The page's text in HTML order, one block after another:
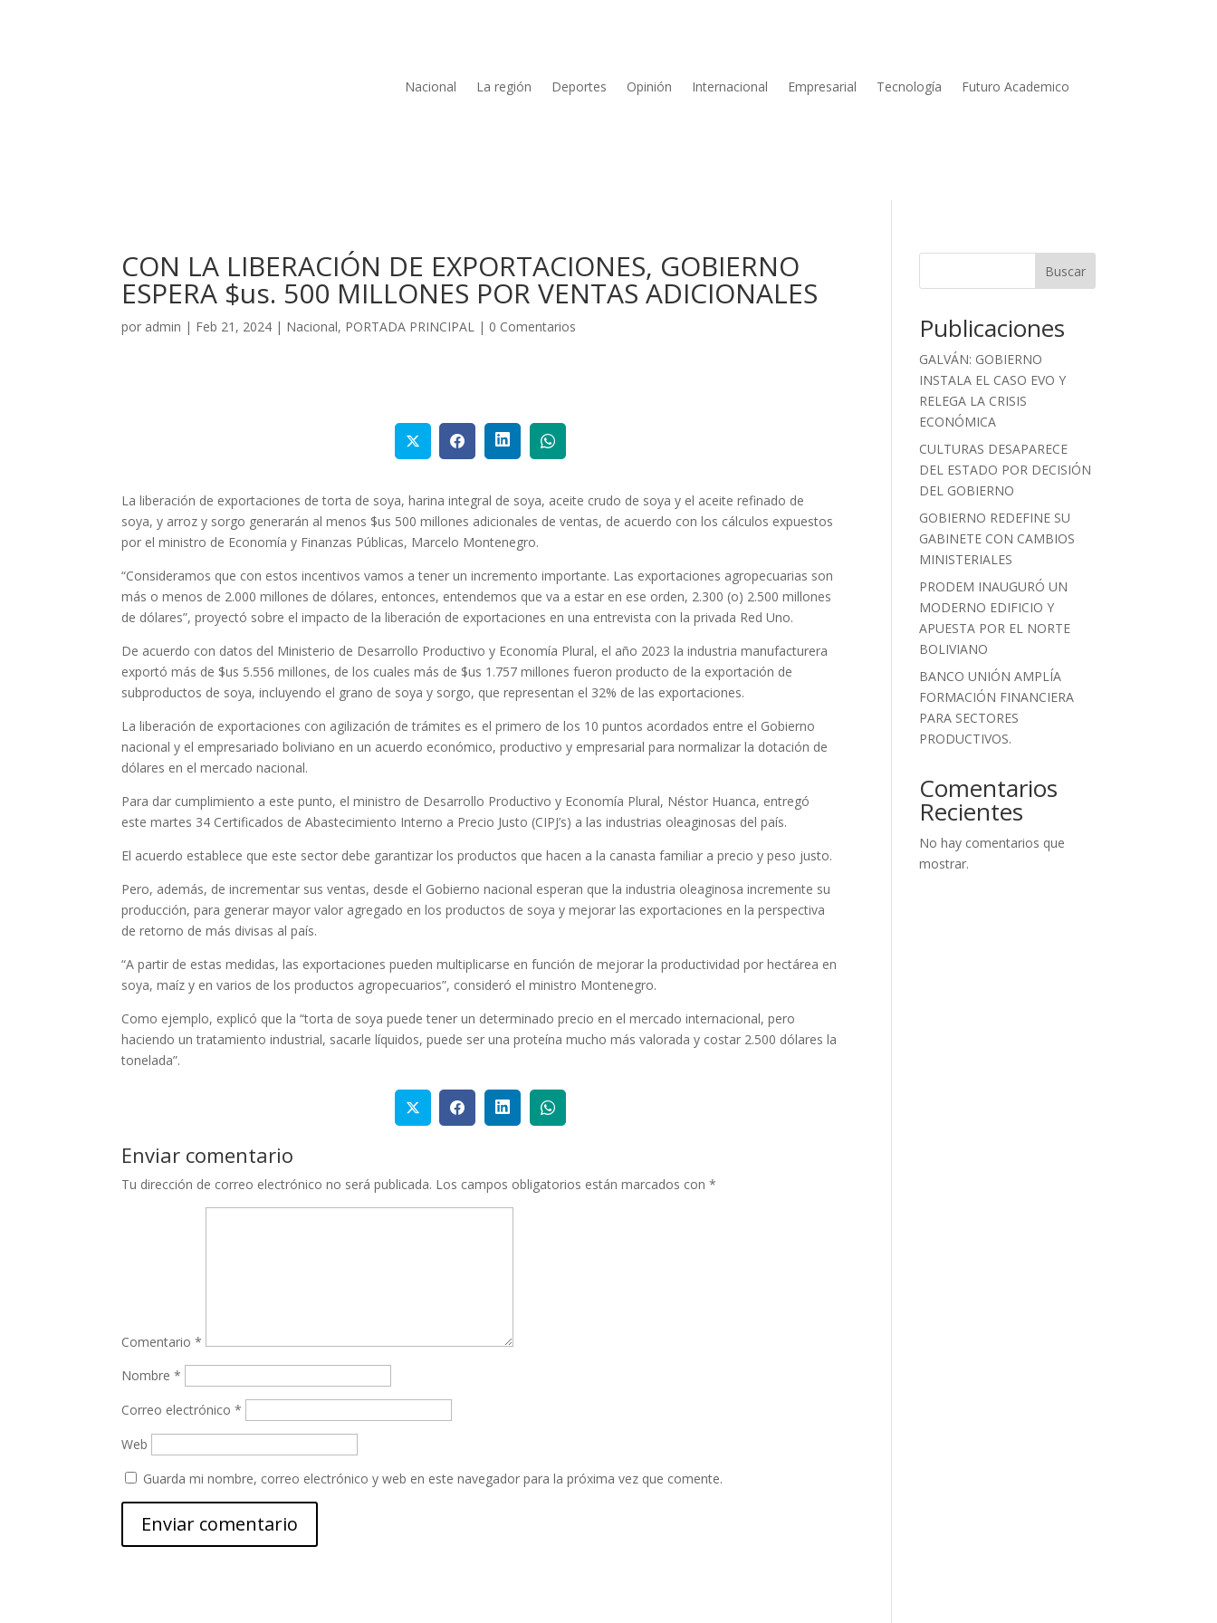
Nacional La región Deportes Opinión Internacional Empresarial Tecnología Futuro Academico
CON LA LIBERACIÓN DE EXPORTACIONES, GOBIERNO
ESPERA $us. 500 MILLONES POR VENTAS ADICIONALES
por admin | Feb 21, 2024 | Nacional, PORTADA PRINCIPAL | 0 Comentarios
La liberación de exportaciones de torta de soya, harina integral de soya, aceite crudo de soya y el aceite refinado de
soya, y arroz y sorgo generarán al menos $us 500 millones adicionales de ventas, de acuerdo con los cálculos expuestos
por el ministro de Economía y Finanzas Públicas, Marcelo Montenegro.
“Consideramos que con estos incentivos vamos a tener un incremento importante. Las exportaciones agropecuarias son
más o menos de 2.000 millones de dólares, entonces, entendemos que va a estar en ese orden, 2.300 (o) 2.500 millones
de dólares”, proyectó sobre el impacto de la liberación de exportaciones en una entrevista con la privada Red Uno.
De acuerdo con datos del Ministerio de Desarrollo Productivo y Economía Plural, el año 2023 la industria manufacturera
exportó más de $us 5.556 millones, de los cuales más de $us 1.757 millones fueron producto de la exportación de
subproductos de soya, incluyendo el grano de soya y sorgo, que representan el 32% de las exportaciones.
La liberación de exportaciones con agilización de trámites es el primero de los 10 puntos acordados entre el Gobierno
nacional y el empresariado boliviano en un acuerdo económico, productivo y empresarial para normalizar la dotación de
dólares en el mercado nacional.
Para dar cumplimiento a este punto, el ministro de Desarrollo Productivo y Economía Plural, Néstor Huanca, entregó
este martes 34 Certificados de Abastecimiento Interno a Precio Justo (CIPJ’s) a las industrias oleaginosas del país.
El acuerdo establece que este sector debe garantizar los productos que hacen a la canasta familiar a precio y peso justo.
Pero, además, de incrementar sus ventas, desde el Gobierno nacional esperan que la industria oleaginosa incremente su
producción, para generar mayor valor agregado en los productos de soya y mejorar las exportaciones en la perspectiva
de retorno de más divisas al país.
“A partir de estas medidas, las exportaciones pueden multiplicarse en función de mejorar la productividad por hectárea en
soya, maíz y en varios de los productos agropecuarios”, consideró el ministro Montenegro.
Como ejemplo, explicó que la “torta de soya puede tener un determinado precio en el mercado internacional, pero
haciendo un tratamiento industrial, sacarle líquidos, puede ser una proteína mucho más valorada y costar 2.500 dólares la
tonelada”.
Enviar comentario
Tu dirección de correo electrónico no será publicada. Los campos obligatorios están marcados con*
Comentario*
Nombre*
Correo electrónico*
Web
Guarda mi nombre, correo electrónico y web en este navegador para la próxima vez que comente.
Buscar
Publicaciones
GALVÁN: GOBIERNO
INSTALA EL CASO EVO Y
RELEGA LA CRISIS
ECONÓMICA
CULTURAS DESAPARECE
DEL ESTADO POR DECISIÓN
DEL GOBIERNO
GOBIERNO REDEFINE SU
GABINETE CON CAMBIOS
MINISTERIALES
PRODEM INAUGURÓ UN
MODERNO EDIFICIO Y
APUESTA POR EL NORTE
BOLIVIANO
BANCO UNIÓN AMPLÍA
FORMACIÓN FINANCIERA
PARA SECTORES
PRODUCTIVOS.
Comentarios
Recientes
No hay comentarios que
mostrar.